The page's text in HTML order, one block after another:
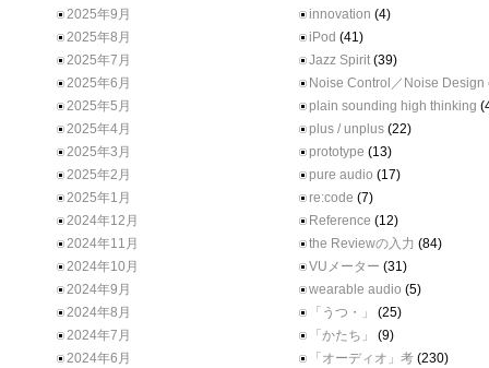
2025年9月
2025年8月
2025年7月
2025年6月
2025年5月
2025年4月
2025年3月
2025年2月
2025年1月
2024年12月
2024年11月
2024年10月
2024年9月
2024年8月
2024年7月
2024年6月
innovation (4)
iPod (41)
Jazz Spirit (39)
Noise Control／Noise Design
plain sounding high thinking
plus / unplus (22)
prototype (13)
pure audio (17)
re:code (7)
Reference (12)
the Reviewの入力 (84)
VUメーター (31)
wearable audio (5)
「うつ・」
(25)
「かたち」
(9)
「オーディオ」考 (230)